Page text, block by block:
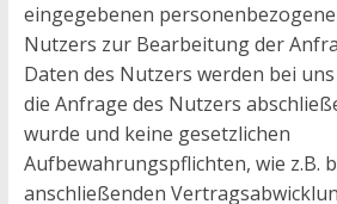
eingegebenen
Nutzers zur Bearbeitung der
Daten des Nutzers werden bei
die Anfrage des Nutzers
wurde und keine gesetzlichen
Aufbewahrungspflichten, wie z.B.
anschließenden